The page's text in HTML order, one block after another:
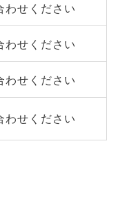
わせください
わせください
わせください
わせください